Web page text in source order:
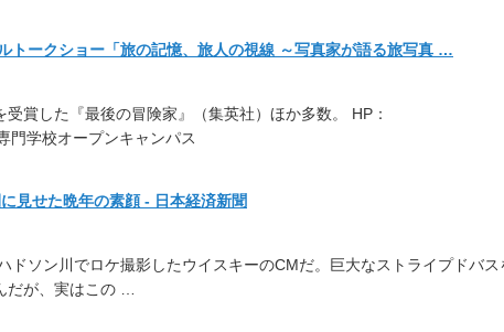
トークショー「旅の記憶、旅人の視線 ～写真家が語る旅写真 …
受賞した『最後の冒険家』（集英社）ほか多数。 HP：
門学校オープンキャンパス
見せた晩年の素顔 - 日本経済新聞
ドソン川でロケ撮影したウイスキーのCMだ。 巨大なストライプドバス
だが、実はこの …